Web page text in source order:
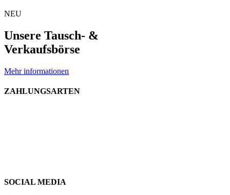
NEU
Unsere Tausch- &
Verkaufsbörse
Mehr informationen
ZAHLUNGSARTEN
SOCIAL MEDIA